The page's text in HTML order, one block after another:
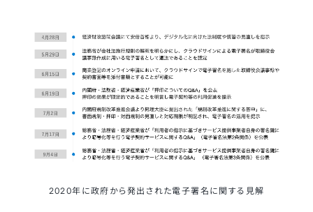
2020年に政府から発出された電子署名に関する見解